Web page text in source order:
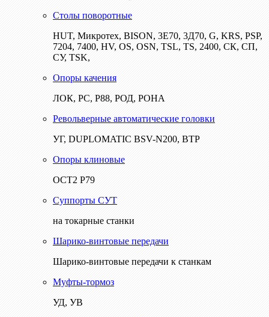
Столы поворотные
HUT, Микротех, BISON, 3Е70, 3Д70, G, KRS, PSP,
7204, 7400, HV, OS, OSN, TSL, TS, 2400, СК, СП,
СУ, TSK,
Опоры качения
ЛОК, РС, Р88, РОД, РОНА
Револьверные автоматические головки
УГ, DUPLOMATIC BSV-N200, ВТР
Опоры клиновые
ОСТ2 Р79
Суппорты СУТ
на токарные станки
Шарико-винтовые передачи
Шарико-винтовые передачи к станкам
Муфты-тормоз
УД, УВ